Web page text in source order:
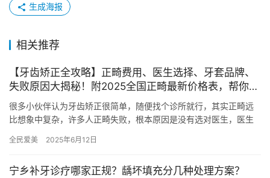
生成海报
相关推荐
【牙齿矫正全攻略】正畸费用、医生选择、牙套品牌、
失败原因大揭秘！附2025全国正畸最新价格表，帮你避
开误区，选择靠谱医院和医生！
很多小伙伴认为牙齿矫正很简单，随便找个诊所就行，其实正畸远
比想象中复杂，许多人正畸失败，根本原因是没有选对医生，医生
高的医…
全民爱美 2025年6月12日
宁乡补牙诊疗哪家正规？龋坏填充分几种处理方案？